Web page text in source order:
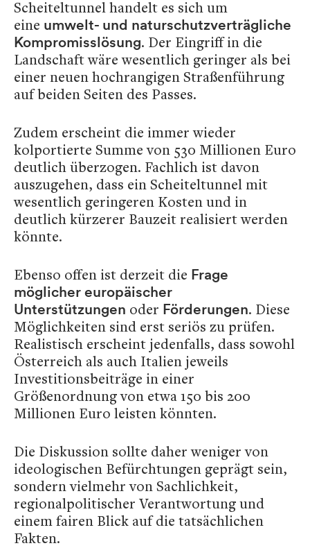
Scheiteltunnel handelt es sich um
eine umwelt- und naturschutzverträgliche
Kompromisslösung. Der Eingriff in die
Landschaft wäre wesentlich geringer als bei
einer neuen hochrangigen Straßenführung
auf beiden Seiten des Passes.
Zudem erscheint die immer wieder
kolportierte Summe von 530 Millionen Euro
deutlich überzogen. Fachlich ist davon
auszugehen, dass ein Scheiteltunnel mit
wesentlich geringeren Kosten und in
deutlich kürzerer Bauzeit realisiert werden
könnte.
Ebenso offen ist derzeit die Frage
möglicher europäischer
Unterstützungen oder Förderungen. Diese
Möglichkeiten sind erst seriös zu prüfen.
Realistisch erscheint jedenfalls, dass sowohl
Österreich als auch Italien jeweils
Investitionsbeiträge in einer
Größenordnung von etwa 150 bis 200
Millionen Euro leisten könnten.
Die Diskussion sollte daher weniger von
ideologischen Befürchtungen geprägt sein,
sondern vielmehr von Sachlichkeit,
regionalpolitischer Verantwortung und
einem fairen Blick auf die tatsächlichen
Fakten.